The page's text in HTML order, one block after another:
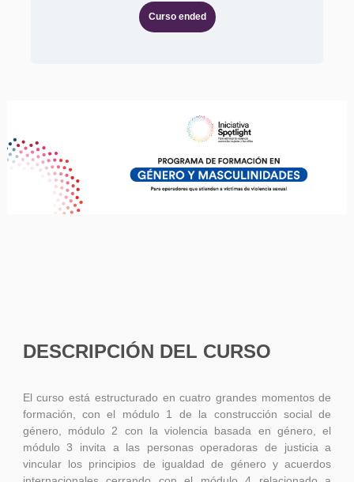
Curso ended
DESCRIPCIÓN DEL CURSO
El curso está estructurado en cuatro grandes momentos de
formación, con el módulo 1 de la construcción social de
género, módulo 2 con la violencia basada en género, el
módulo 3 invita a las personas operadoras de justicia a
vincular los principios de igualdad de género y acuerdos